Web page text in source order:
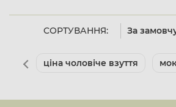
СОРТУВАННЯ: За
ціна чоловіче взуття